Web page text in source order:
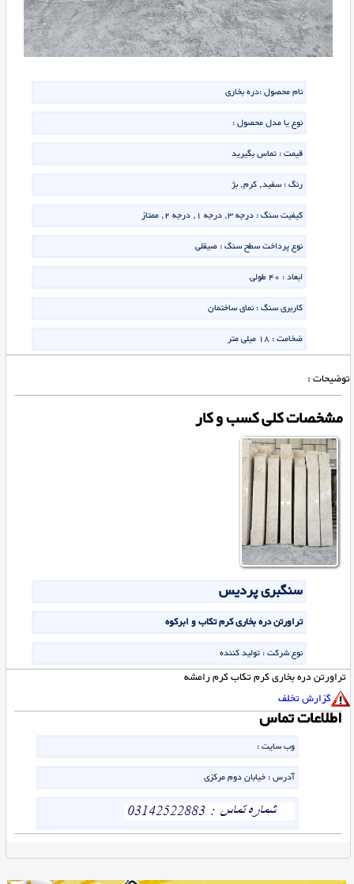
نام محصول :دره بخاری
نوع یا مدل محصول :
قیمت :تماس بگیرید
رنگ : سفید, کرم, بژ
کیفیت سنگ : درجه 3, درجه 1, درجه 2, ممتاز
نوع پرداخت سطح سنگ : صیقلی
ابعاد : 40 طولی
کاربری سنگ : نمای ساختمان
ضخامت : 18 میلی متر
توضیحات :
مشخصات کلی کسب و کار
سنگبری پردیس
تراورتن دره بخاری کرم تکاب و ابرکوه
نوع شرکت :تولید کننده
تراورتن دره بخاری کرم تکاب کرم رامشه
گزارش تخلف
اطلاعات تماس
وب سایت :
آدرس :خیابان دوم مرکزی